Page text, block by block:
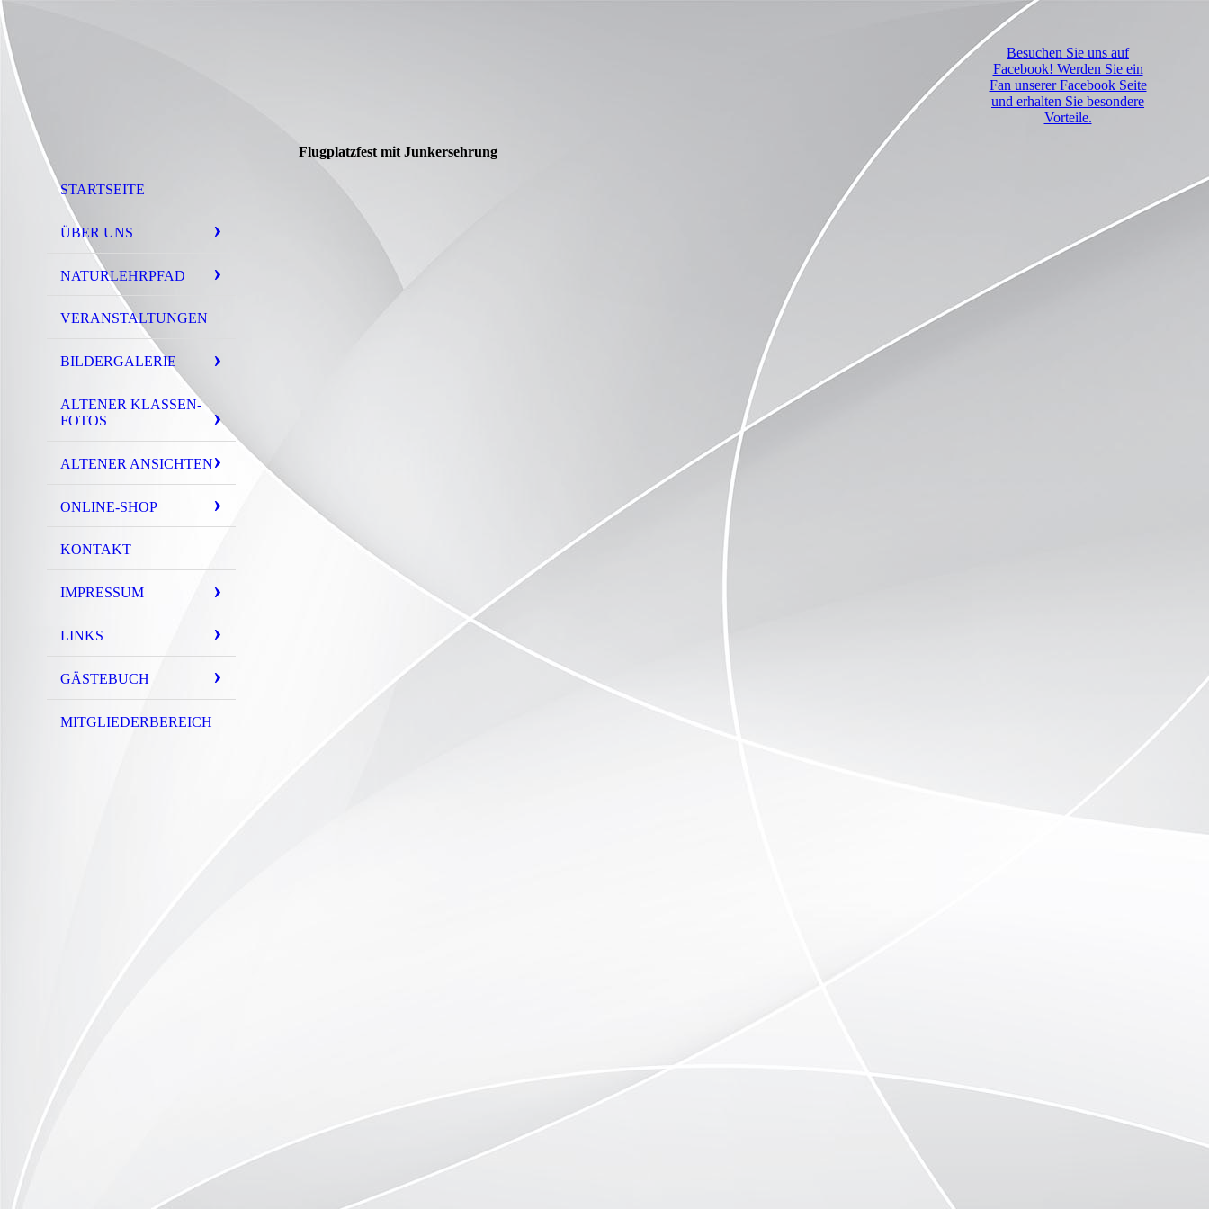
STARTSEITE
ÜBER UNS
NATURLEHRPFAD
VERANSTALTUNGEN
BILDERGALERIE
ALTENER KLASSEN-
FOTOS
ALTENER ANSICHTEN
ONLINE-SHOP
KONTAKT
IMPRESSUM
LINKS
GÄSTEBUCH
MITGLIEDERBEREICH
Flugplatzfest mit Junkersehrung
Besuchen Sie uns auf
Facebook! Werden Sie ein
Fan unserer Facebook Seite
und erhalten Sie besondere
Vorteile.